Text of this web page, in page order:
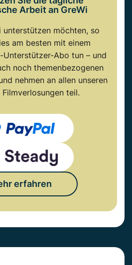
Arbeit an GreWi
unterstützen möchten, so
am besten mit einem
Unterstützer-Abo tun – und
noch themenbezogenen
nehmen an allen unseren
Filmverlosungen teil.
erfahren